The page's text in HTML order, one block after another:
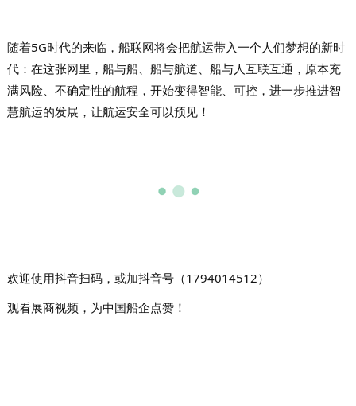
随着5G时代的来临，船联网将会把航运带入一个人们梦想的新时
代：在这张网里，船与船、船与航道、船与人互联互通，原本充
满风险、不确定性的航程，开始变得智能、可控， 进一步推进智
慧航运的发展，让航运安全可以预见！
欢迎使用抖音扫码，或加抖音号（1794014512）
观看展商视频，为中国船企点赞！